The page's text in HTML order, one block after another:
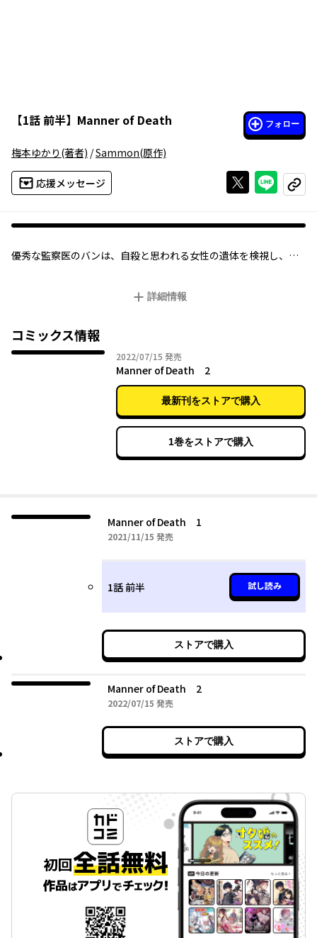
【1話 前半】 Manner of Death フォロー
梅本ゆかり (著者) /Sammon(原作)
応援メッセージ Xで投稿する
ライン
コピー
優秀な監察医のバンは、自殺と思われる女性の遺体を検視し、他
れ、それを相談した検察官の親友が失踪。
捜すと言ってきて……。
ブーム沸騰中のタイBL法医学作品、待望の原作小説コミカライズ
詳細情報
コミックス情報
2022/07/15 2022年07月15日
発売
Manner of Death 2
最新刊をストアで購入
1巻をストアで購入
Manner of Death 1
2021/11/15 2021年11月15日
発売
1話 前半 試し読み
ストアで購入
Manner of Death 2
2022/07/15 2022年07月15日
発売
ストアで購入